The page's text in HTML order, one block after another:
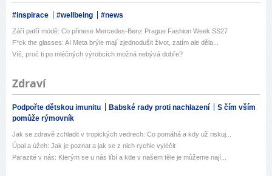
#inspirace #wellbeing #news
Září patří módě: Co přinese Mercedes-Benz Prague Fashion Week SS27
F*ck the glasses: AI Meta brýle mají zjednodušit život, zatím ale děla...
Víš, proč ti po mléčných výrobcích možná nebývá dobře?
Zdraví
Podpořte dětskou imunitu Babské rady proti nachlazení
S čím vším
pomůže rýmovník
Jak se zdravě zchladit v tropických vedrech: Co pomáhá a kdy už riskuj...
Úpal a úžeh: Jak je poznat a jak se z nich rychle vyléčit
Parazité v nás: Kterým se u nás líbí a kde v našem těle je můžeme nají...